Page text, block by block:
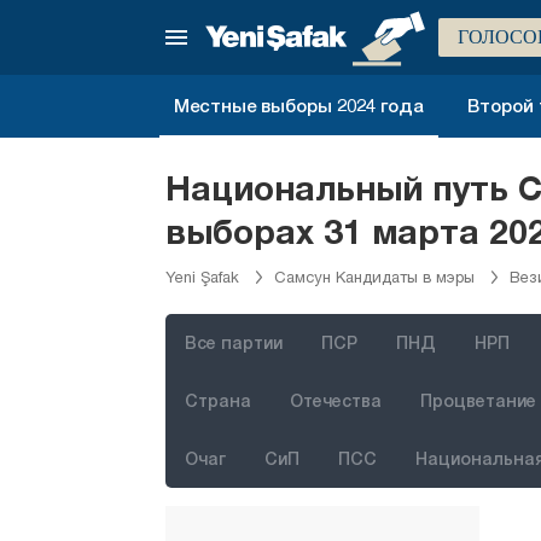
Местные выборы 2024 года Второй
Национальный путь
выборах 31 марта
Yeni Şafak Самсун Кандидаты в мэры
Все партии ПСР ПНД НРП
Страна Отечества Процветание
Очаг СиП ПСС
Малатья
Мугла
Нигде
Ризе